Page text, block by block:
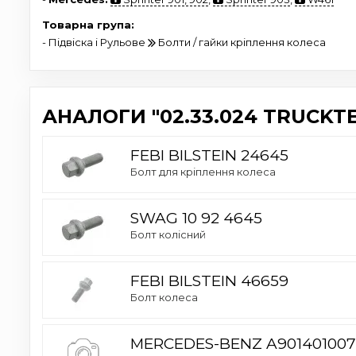
Товарна група:
- Підвіска і Рульове
Болти / гайки кріплення колеса
АНАЛОГИ "02.33.024
FEBI BILSTEIN 24645
Болт для кріплення колеса
SWAG 10 92 4645
Болт колісний
FEBI BILSTEIN 46659
Болт колеса
MERCEDES-BENZ